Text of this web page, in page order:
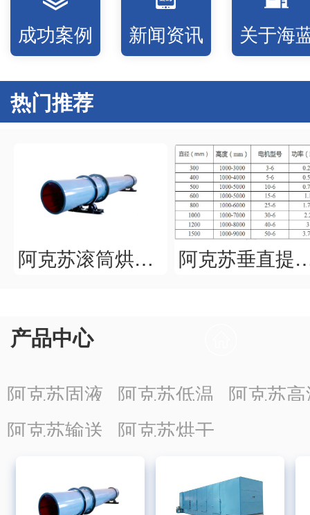
成功案例 新闻资讯 关于海
热门推荐
阿克苏滚筒烘干机 阿克苏
产品中心
阿克苏固液
分离设备
阿克苏低温
蒸发设备
阿克苏
阿克苏输送 阿克苏烘干
设备